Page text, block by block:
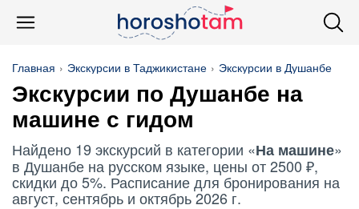
Главная Экскурсии в Таджикистане Экскурсии в Душанбе
Экскурсии по Душанбе на
машине с гидом
Найдено 19 экскурсий в категории «На машине»
в Душанбе на русском языке, цены от 2500 ₽,
скидки до 5%. Расписание для бронирования на
август, сентябрь и октябрь 2026 г.